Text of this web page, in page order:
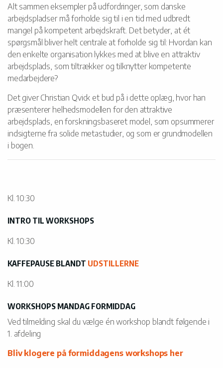
Alt sammen eksempler på udfordringer, som danske
arbejdspladser må forholde sig til i en tid med udbredt
mangel på kompetent arbejdskraft. Det betyder, at ét
spørgsmål bliver helt centrale at forholde sig til: Hvordan kan
den enkelte organisation lykkes med at blive en attraktiv
arbejdsplads, som tiltrækker og tilknytter kompetente
medarbejdere?
Det giver Christian Qvick et bud på i dette oplæg, hvor han
præsenterer helhedsmodellen for den attraktive
arbejdsplads, en forskningsbaseret model, som opsummerer
indsigterne fra solide metastudier, og som er grundmodellen
i bogen.
Kl. 10:30
INTRO TIL WORKSHOPS
Kl. 10:30
KAFFEPAUSE BLANDT UDSTILLERNE
Kl. 11:00
WORKSHOPS MANDAG FORMIDDAG
Ved tilmelding skal du vælge én workshop blandt følgende i
1. afdeling
Bliv klogere på formiddagens workshops her